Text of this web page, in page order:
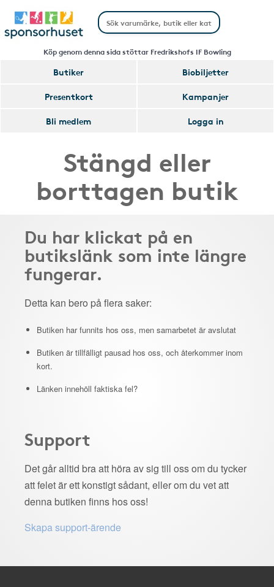
Köp genom denna sida stöttar Fredrikshofs IF Bowling
Butiker
Biobiljetter
Presentkort
Kampanjer
Bli medlem
Logga in
Stängd eller
borttagen butik
Du har klickat på en
butikslänk som inte längre
fungerar.
Detta kan bero på flera saker:
Butiken har funnits hos oss, men samarbetet är avslutat
Butiken är tillfälligt pausad hos oss, och återkommer inom
kort.
Länken innehöll faktiska fel?
Support
Det går alltid bra att höra av sig till oss om du tycker
att felet är ett konstigt sådant, eller om du vet att
denna butiken finns hos oss!
Skapa support-ärende